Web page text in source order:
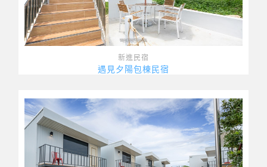
新進民宿
遇見夕陽包棟民宿